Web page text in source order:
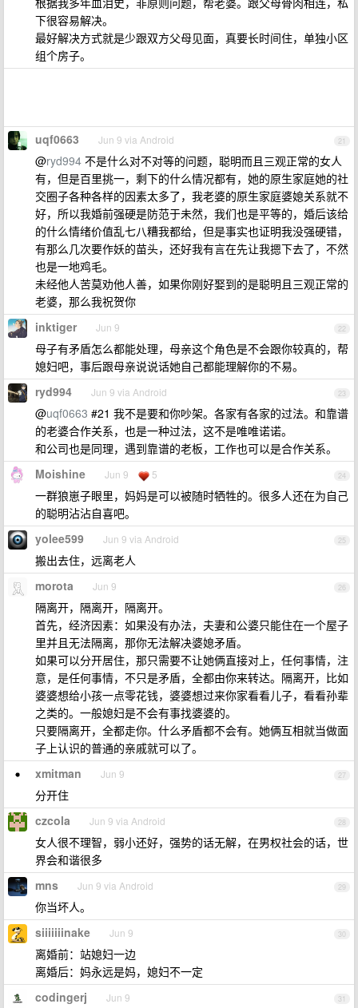
下很容易解决。
最好解决方式就是少跟双方父母见面，真要长时间住，单独小区
组个房子。
21
uqf0663 Jun 9 via Android
@ryd994 不是什么对不对等的问题，聪明而且三观正常的女人
有，但是百里挑一，剩下的什么情况都有，她的原生家庭她的社
交圈子各种各样的因素太多了，我老婆的原生家庭婆媳关系就不
好，所以我婚前强硬是防范于未然，我们也是平等的，婚后该给
的什么情绪价值乱七八糟我都给，但是事实也证明我没强硬错，
有那么几次要作妖的苗头，还好我有言在先让我摁下去了，不然
也是一地鸡毛。
未经他人苦莫劝他人善，如果你刚好娶到的是聪明且三观正常的
老婆，那么我祝贺你
22
inktiger Jun 9
母子有矛盾怎么都能处理，母亲这个角色是不会跟你较真的，帮
媳妇吧，事后跟母亲说说话她自己都能理解你的不易。
23
ryd994 Jun 9 via Android
@uqf0663 #21 我不是要和你吵架。各家有各家的过法。和靠谱
的老婆合作关系，也是一种过法，这不是唯唯诺诺。
和公司也是同理，遇到靠谱的老板，工作也可以是合作关系。
24
Moishine Jun 9 5
一群狼崽子眼里，妈妈是可以被随时牺牲的。很多人还在为自己
的聪明沾沾自喜吧。
25
yolee599 Jun 9 via Android
搬出去住，远离老人
26
morota Jun 9
隔离开，隔离开，隔离开。
首先，经济因素：如果没有办法，夫妻和公婆只能住在一个屋子
里并且无法隔离，那你无法解决婆媳矛盾。
如果可以分开居住，那只需要不让她俩直接对上，任何事情，注
意，是任何事情，不只是矛盾，全都由你来转达。隔离开，比如
婆婆想给小孩一点零花钱，婆婆想过来你家看看儿子，看看孙辈
之类的。一般媳妇是不会有事找婆婆的。
只要隔离开，全都走你。什么矛盾都不会有。她俩互相就当做面
子上认识的普通的亲戚就可以了。
27
xmitman Jun 9
分开住
28
czcola Jun 9 via Android
女人很不理智，弱小还好，强势的话无解，在男权社会的话，世
界会和谐很多
29
mns Jun 9 via Android
你当坏人。
30
siiiiiiinake Jun 9
离婚前：站媳妇一边
离婚后：妈永远是妈，媳妇不一定
31
codingerj Jun 9